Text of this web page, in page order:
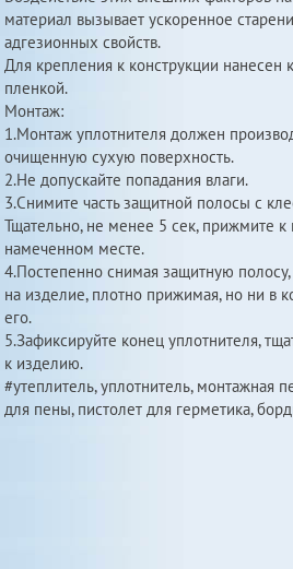
материал вызывает ускоренное
адгезионных свойств.
Для крепления к конструкции нанесен
пленкой.
Монтаж:
1.Монтаж уплотнителя должен
очищенную сухую поверхность.
2.Не допускайте попадания влаги.
3.Снимите часть защитной полосы с
Тщательно, не менее 5 сек, прижмите к
намеченном месте.
4.Постепенно снимая защитную полосу,
на изделие, плотно прижимая, но ни в
его.
5.Зафиксируйте конец уплотнителя,
к изделию.
#утеплитель, уплотнитель, монтажная
для пены, пистолет для герметика,